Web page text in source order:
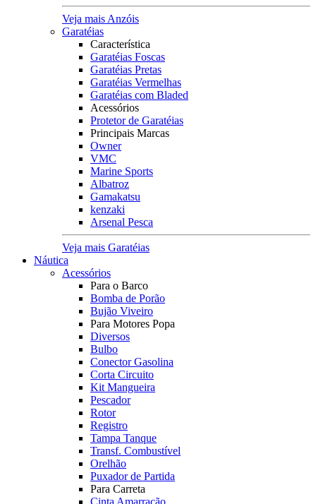
Veja mais Anzóis
Garatéias
Característica
Garatéias Foscas
Garatéias Pretas
Garatéias Vermelhas
Garatéias com Bladed
Acessórios
Protetor de Garatéias
Principais Marcas
Owner
VMC
Marine Sports
Albatroz
Gamakatsu
kenzaki
Arsenal Pesca
Veja mais Garatéias
Náutica
Acessórios
Para o Barco
Bomba de Porão
Bujão Viveiro
Para Motores Popa
Diversos
Bulbo
Conector Gasolina
Corta Circuito
Kit Mangueira
Pescador
Rotor
Registro
Tampa Tanque
Transf. Combustível
Orelhão
Puxador de Partida
Para Carreta
Cinta Amarração